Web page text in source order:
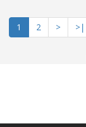
1 2 > >|